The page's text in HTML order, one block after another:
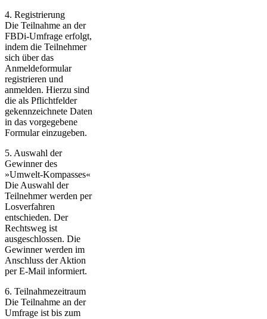
4. Registrierung
Die Teilnahme an der
FBDi-Umfrage erfolgt,
indem die Teilnehmer
sich über das
Anmeldeformular
registrieren und
anmelden. Hierzu sind
die als Pflichtfelder
gekennzeichnete Daten
in das vorgegebene
Formular einzugeben.
5. Auswahl der
Gewinner des
»Umwelt-Kompasses«
Die Auswahl der
Teilnehmer werden per
Losverfahren
entschieden. Der
Rechtsweg ist
ausgeschlossen. Die
Gewinner werden im
Anschluss der Aktion
per E-Mail informiert.
6. Teilnahmezeitraum
Die Teilnahme an der
Umfrage ist bis zum